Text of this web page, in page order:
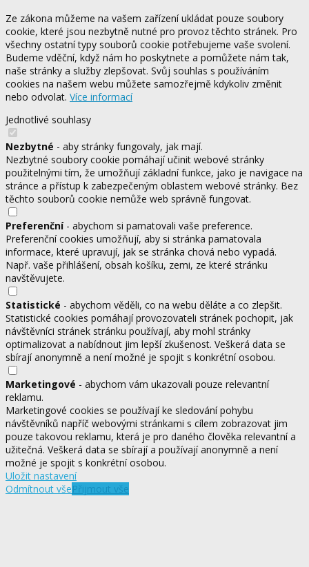
Ze zákona můžeme na vašem zařízení ukládat pouze soubory
cookie, které jsou nezbytně nutné pro provoz těchto stránek. Pro
všechny ostatní typy souborů cookie potřebujeme vaše svolení.
Budeme vděční, když nám ho poskytnete a pomůžete nám tak,
naše stránky a služby zlepšovat. Svůj souhlas s používáním
cookies na našem webu můžete samozřejmě kdykoliv změnit
nebo odvolat. Více informací
Jednotlivé souhlasy
Nezbytné - aby stránky fungovaly, jak mají.
Nezbytné soubory cookie pomáhají učinit webové stránky
použitelnými tím, že umožňují základní funkce, jako je navigace na
stránce a přístup k zabezpečeným oblastem webové stránky. Bez
těchto souborů cookie nemůže web správně fungovat.
Preferenční- abychom si pamatovali vaše preference.
Preferenční cookies umožňují, aby si stránka pamatovala
informace, které upravují, jak se stránka chová nebo vypadá.
Např. vaše přihlášení, obsah košíku, zemi, ze které stránku
navštěvujete.
Statistické - abychom věděli, co na webu děláte a co zlepšit.
Statistické cookies pomáhají provozovateli stránek pochopit, jak
návštěvníci stránek stránku používají, aby mohl stránky
optimalizovat a nabídnout jim lepší zkušenost. Veškerá data se
sbírají anonymně a není možné je spojit s konkrétní osobou.
Marketingové - abychom vám ukazovali pouze relevantní
reklamu.
Marketingové cookies se používají ke sledování pohybu
návštěvníků napříč webovými stránkami s cílem zobrazovat jim
pouze takovou reklamu, která je pro daného člověka relevantní a
užitečná. Veškerá data se sbírají a používají anonymně a není
možné je spojit s konkrétní osobou.
Uložit nastavení
Odmítnout všePřijmout vše